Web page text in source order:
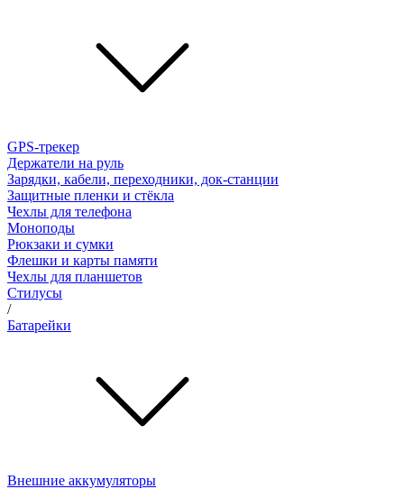
GPS-трекер
Держатели на руль
Зарядки, кабели, переходники, док-станции
Защитные пленки и стёкла
Чехлы для телефона
Моноподы
Рюкзаки и сумки
Флешки и карты памяти
Чехлы для планшетов
Стилусы
/
Батарейки
Внешние аккумуляторы